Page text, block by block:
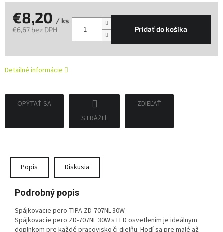
€8,20 / ks
€6,67 bez DPH
Pridať do košíka
Detailné informácie
OPÝTAŤ SA
STRÁŽIŤ
ZDIEĽAŤ
Popis Diskusia
Podrobný popis
Spájkovacie pero TIPA ZD-707NL 30W
Spájkovacie pero ZD-707NL 30W s LED osvetlením je ideálnym
doplnkom pre každé pracovisko či dielňu. Hodí sa pre malé až